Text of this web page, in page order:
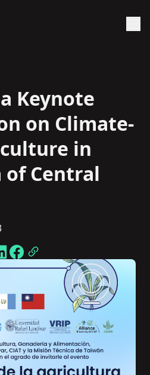
Keynote
on Climate-
in
of Central